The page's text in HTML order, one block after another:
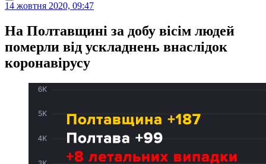
14 жовтня 2020, 09:47
На Полтавщині за добу вісім людей
померли від ускладнень внаслідок
коронавірусу